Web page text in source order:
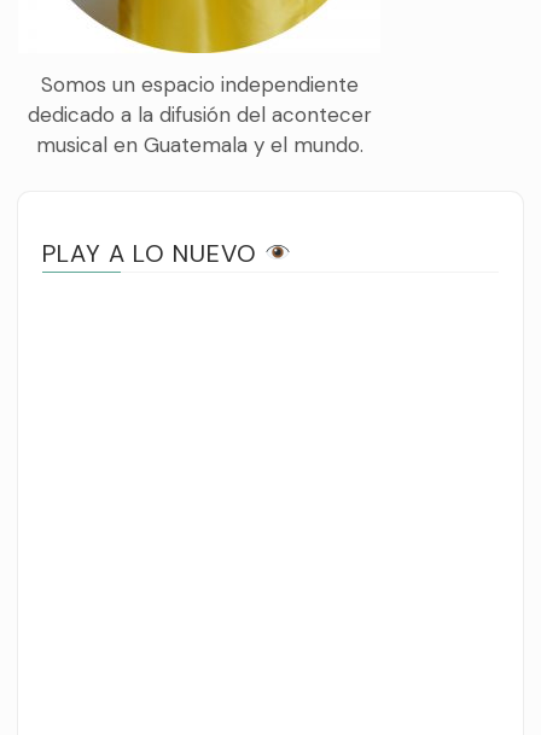
Somos un espacio independiente
dedicado a la difusión del acontecer
musical en Guatemala y el mundo.
PLAY A LO NUEVO